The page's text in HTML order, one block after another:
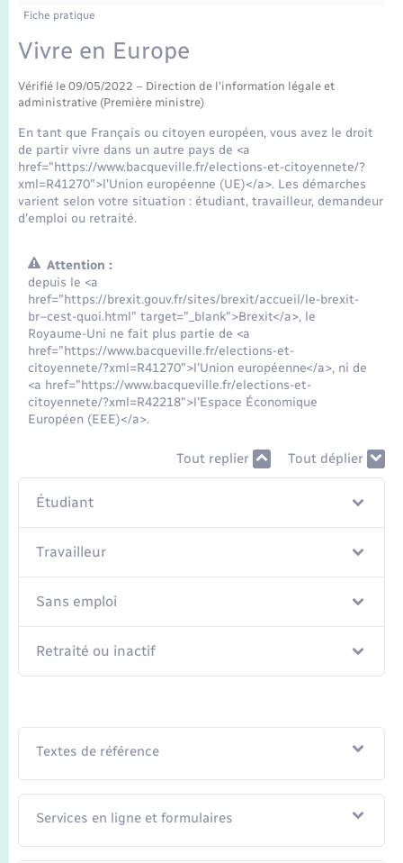
Etat-civil - Papiers - Citoyenneté
Mariage – PACS
Parrainage civil
Recensement
Logement - Urbanisme
Loisirs
Nouvel habitant
Numérique
Organisation d’événement
Sécurité - Prévention
Seniors
Transports scolaires
Voirie et espace public
Travaux - Autorisation d’occupation de l’espace
Compétences
Plan interactif
Présentation de la commune
Publications
Fiche pratique
Vivre en Europe
Vérifié le 09/05/2022 – Direction de l'information légale et
administrative (Première ministre)
En tant que Français ou citoyen européen, vous avez le droit
de partir vivre dans un autre pays de <a
href="https://www.bacqueville.fr/elections-et-citoyennete/?
xml=R41270">l'Union européenne (UE)</a>. Les démarches
varient selon votre situation : étudiant, travailleur, demandeur
d'emploi ou retraité.
Attention :
depuis le <a
href="https://brexit.gouv.fr/sites/brexit/accueil/le-brexit-
br–cest-quoi.html" target="_blank">Brexit</a>, le
Royaume-Uni ne fait plus partie de <a
href="https://www.bacqueville.fr/elections-et-
citoyennete/?xml=R41270">l'Union européenne</a>, ni de
<a href="https://www.bacqueville.fr/elections-et-
citoyennete/?xml=R42218">l'Espace Économique
Européen (EEE)</a>.
Tout replier Tout déplier
Étudiant
Travailleur
Sans emploi
Retraité ou inactif
Textes de référence
Services en ligne et formulaires